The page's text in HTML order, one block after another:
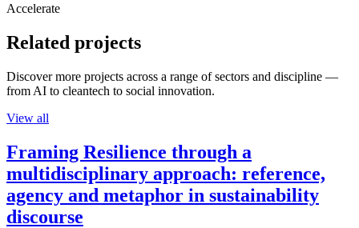
Accelerate
Related projects
Discover more projects across a range of sectors and discipline —
from AI to cleantech to social innovation.
View all
Framing Resilience through a
multidisciplinary approach: reference,
agency and metaphor in sustainability
discourse